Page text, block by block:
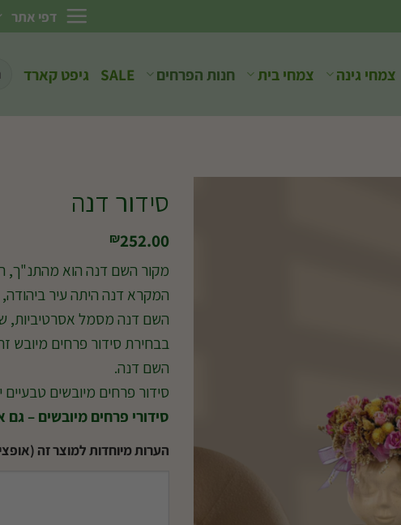
דפי אתר
צמחי גינה צמחי בית חנות הפרחים SALE גיפט קארד
סידור דנה
₪252.00
מקור השם דנה הוא מהתנ"ך,
המקרא דנה היתה עיר ביהודה,
השם דנה מסמל אסרטיביות,
בבחירת סידור פרחים מיובש
השם דנה.
סידור פרחים מיובשים טבעיים
סידורי פרחים מיובשים –
הערות מיוחדות למוצר זה